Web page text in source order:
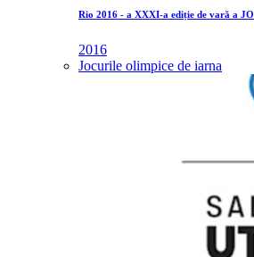
Rio 2016 - a XXXI-a ediție de vară a JO
2016
Jocurile olimpice de iarna